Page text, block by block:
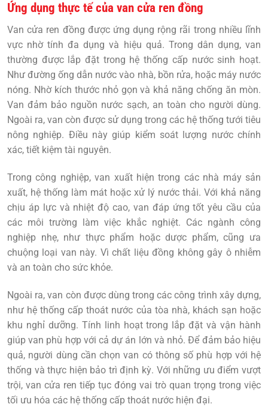
Ứng dụng thực tế của van cửa ren đồng
Van cửa ren đồng được ứng dụng rộng rãi trong nhiều lĩnh
vực nhờ tính đa dụng và hiệu quả. Trong dân dụng, van
thường được lắp đặt trong hệ thống cấp nước sinh hoạt.
Như đường ống dẫn nước vào nhà, bồn rửa, hoặc máy nước
nóng. Nhờ kích thước nhỏ gọn và khả năng chống ăn mòn.
Van đảm bảo nguồn nước sạch, an toàn cho người dùng.
Ngoài ra, van còn được sử dụng trong các hệ thống tưới tiêu
nông nghiệp. Điều này giúp kiểm soát lượng nước chính
xác, tiết kiệm tài nguyên.
Trong công nghiệp, van xuất hiện trong các nhà máy sản
xuất, hệ thống làm mát hoặc xử lý nước thải. Với khả năng
chịu áp lực và nhiệt độ cao, van đáp ứng tốt yêu cầu của
các môi trường làm việc khắc nghiệt. Các ngành công
nghiệp nhẹ, như thực phẩm hoặc dược phẩm, cũng ưa
chuộng loại van này. Vì chất liệu đồng không gây ô nhiễm
và an toàn cho sức khỏe.
Ngoài ra, van còn được dùng trong các công trình xây dựng,
như hệ thống cấp thoát nước của tòa nhà, khách sạn hoặc
khu nghỉ dưỡng. Tính linh hoạt trong lắp đặt và vận hành
giúp van phù hợp với cả dự án lớn và nhỏ. Để đảm bảo hiệu
quả, người dùng cần chọn van có thông số phù hợp với hệ
thống và thực hiện bảo trì định kỳ. Với những ưu điểm vượt
trội, van cửa ren tiếp tục đóng vai trò quan trọng trong việc
tối ưu hóa các hệ thống cấp thoát nước hiện đại.